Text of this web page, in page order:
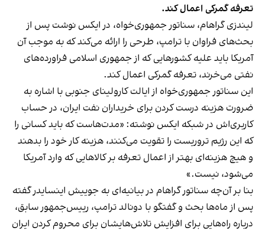
تعرفه گمرکی اعمال کند.
لیندزی گراهام، سناتور جمهوری‌خواه، در ایکس نوشت پس از
بحث‌های فراوان با ترامپ، طرحی را ارائه می‌کند که به موجب آن
آمریکا باید علیه کشورهایی که از جمهوری اسلامی فراورده‌های
نفتی می‌خرند، تعرفه گمرکی اعمال کند.
این سناتور جمهوری‌خواه از ایالت کارولینای جنوبی با اشاره به
ضرورت هزینه درست کردن برای خریداران نفت ایران، در حساب
کاربری‌اش در شبکه ایکس نوشته: «مدت‌هاست که باید کسانی را
که این رژیم تروریست را تقویت می‌کنند، هزینه کار خود را بدهند
و هیچ هزینه‌ای بهتر از اعمال تعرفه بر کالاهایی که وارد آمریکا
می‌شود، نیست.»
بنا بر آن‌چه سناتور گراهام در بیانیه‌ای به جوییش اینسایدر گفته
پس از ماه‌ها بحث و گفتگو با دونالد ترامپ، رییس‌جمهور سابق،
درباره راه‌هایی برای افزایش تلاش‌هایشان برای محروم کردن ایران